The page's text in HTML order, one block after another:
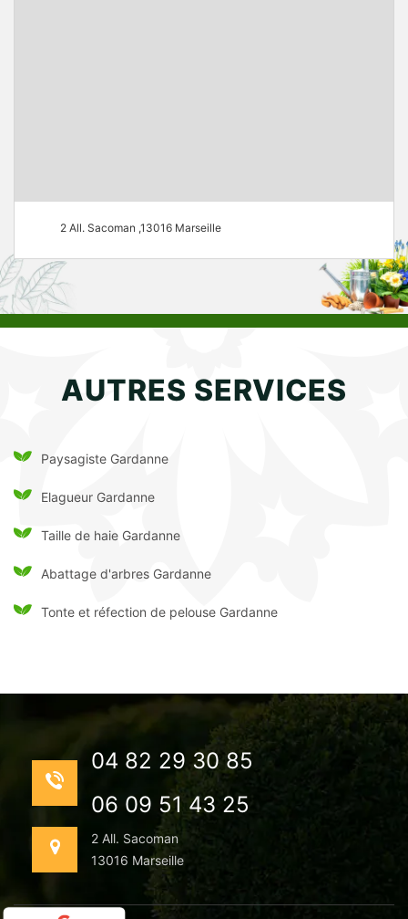
2 All. Sacoman ,13016 Marseille
AUTRES SERVICES
Paysagiste Gardanne
Elagueur Gardanne
Taille de haie Gardanne
Abattage d'arbres Gardanne
Tonte et réfection de pelouse Gardanne
04 82 29 30 85
06 09 51 43 25
2 All. Sacoman
13016 Marseille